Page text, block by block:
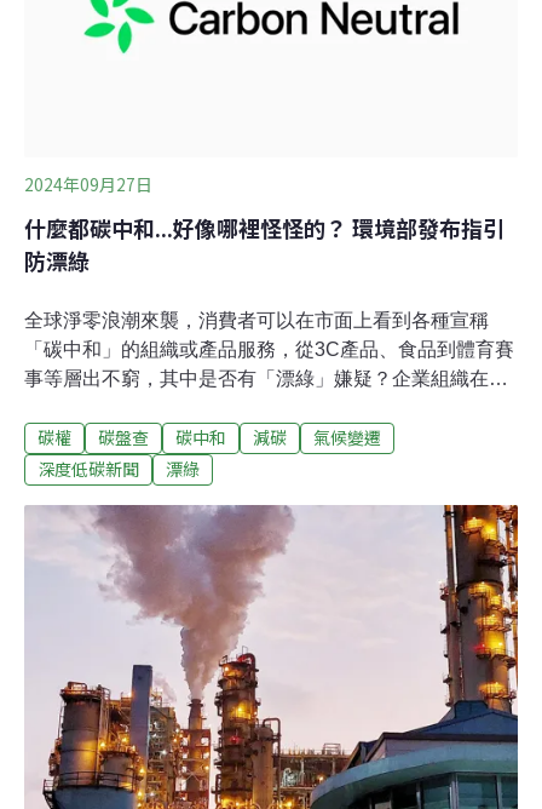
四大核心方針和15個行動方案，結合企業與民間力量，倡
議永續海洋。本（2）月20日，海保署舉行ESG論壇並首
2024年09月27日
什麼都碳中和...好像哪裡怪怪的？ 環境部發布指引
防漂綠
全球淨零浪潮來襲，消費者可以在市面上看到各種宣稱
「碳中和」的組織或產品服務，從3C產品、食品到體育賽
事等層出不窮，其中是否有「漂綠」嫌疑？企業組織在宣
（26）日公告《企業宣告碳中和指引》（簡稱指引），向
社會說明碳中和該符合哪些要件。碳中和三步：盤查、減
命週期排放的人為溫室氣體跟移除量達到平衡。環境部次
長施文真指出，國內很多企業努力達成碳中和，但各單位
對碳中和的定義可能有所偏頗，大眾看到這名詞可能也不
全然了解背後意義，才發布指引。根據指引，若要宣告碳
中和，應符合國際標準作法（如 ISO 14068-1），遵循盤
查、減量、抵換三大原則，更重要的是資訊應該全部揭
露，要公開於企業網站等供大眾檢閱參考。盤查需確切掌
握排放量，選擇要做碳中和的主體，如某個產品、一間工
廠或整個企業。掌握排放來源後，下一步則展
碳權 碳盤查 碳中和 減碳
氣候變遷
深度低碳新聞
漂綠